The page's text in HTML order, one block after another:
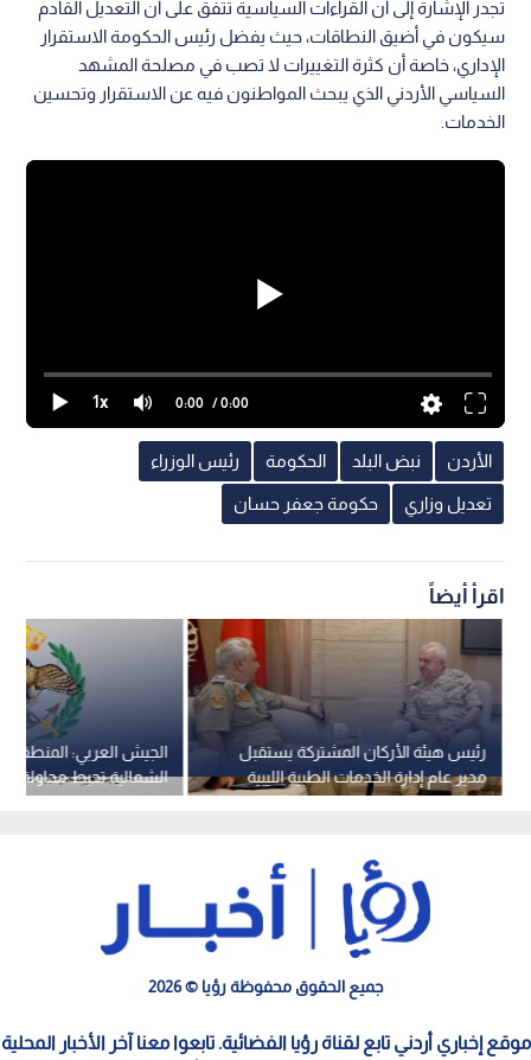
تجدر الإشارة إلى أن القراءات السياسية تتفق على أن التعديل القادم
سيكون في أضيق النطاقات، حيث يفضل رئيس الحكومة الاستقرار
الإداري، خاصة أن كثرة التغييرات لا تصب في مصلحة المشهد
السياسي الأردني الذي يبحث المواطنون فيه عن الاستقرار وتحسين
الخدمات.
1x 0:00 / 0:00
الأردن نبض البلد الحكومة رئيس الوزراء
تعديل وزاري حكومة جعفر حسان
اقرأ أيضاً
الجيش العربي: المنطقة
الشمالية تحبط محاولة
إحدى واجهاتها الحدودية
رئيس هيئة الأركان المشتركة يستقبل
مدير عام إدارة الخدمات الطبية الليبية
جميع الحقوق محفوظة رؤيا © 2026
موقع إخباري أردني تابع لقناة رؤيا الفضائية. تابعوا معنا آخر الأخبار المحلية